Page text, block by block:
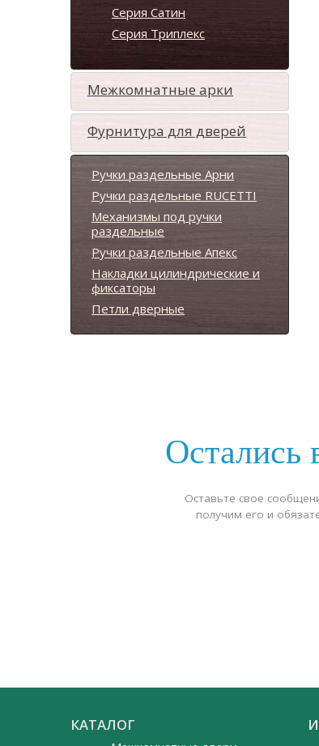
Серия Сатин
Серия Триплекс
Межкомнатные арки
Фурнитура для дверей
Ручки раздельные Арни
Ручки раздельные RUCETTI
Механизмы под ручки
раздельные
Ручки раздельные Апекс
Накладки цилиндрические и
фиксаторы
Петли дверные
Остались
Оставьте свое
получим его и
КАТАЛОГ